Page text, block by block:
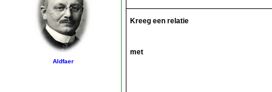
Aldfaer
Kreeg een relatie
met